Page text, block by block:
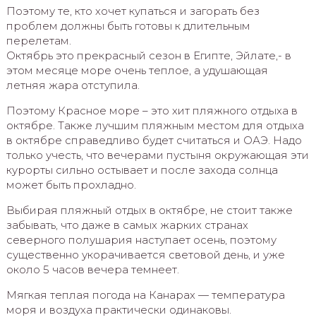
Поэтому те, кто хочет купаться и загорать без
проблем должны быть готовы к длительным
перелетам.
Октябрь это прекрасный сезон в Египте, Эйлате,- в
этом месяце море очень теплое, а удушающая
летняя жара отступила.
Поэтому Красное море – это хит пляжного отдыха в
октябре. Также лучшим пляжным местом для отдыха
в октябре справедливо будет считаться и ОАЭ. Надо
только учесть, что вечерами пустыня окружающая эти
курорты сильно остывает и после захода солнца
может быть прохладно.
Выбирая пляжный отдых в октябре, не стоит также
забывать, что даже в самых жарких странах
северного полушария наступает осень, поэтому
существенно укорачивается световой день, и уже
около 5 часов вечера темнеет.
Мягкая теплая погода на Канарах — температура
моря и воздуха практически одинаковы.